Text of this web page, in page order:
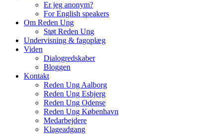
Er jeg anonym?
For English speakers
Om Reden Ung
Støt Reden Ung
Undervisning & fagoplæg
Viden
Dialogredskaber
Bloggen
Kontakt
Reden Ung Aalborg
Reden Ung Esbjerg
Reden Ung Odense
Reden Ung København
Medarbejdere
Klageadgang